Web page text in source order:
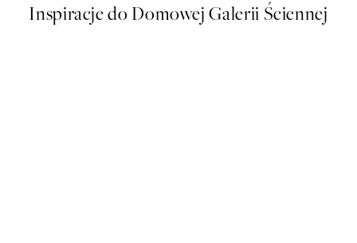
Inspiracje do Domowej Galerii Ściennej